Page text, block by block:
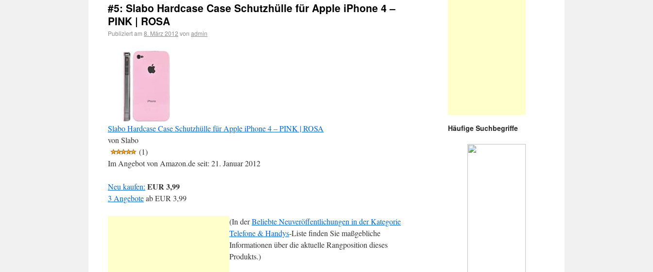
#5: Slabo Hardcase Case Schutzhülle für Apple iPhone 4 –
PINK | ROSA
Publiziert am 8. März 2012 von admin
Slabo Hardcase Case Schutzhülle für Apple iPhone 4 – PINK | ROSA
von Slabo
(1)
Im Angebot von Amazon.de seit: 21. Januar 2012
Neu kaufen: EUR 3,99
3 AngeboteabEUR 3,99
(In derBeliebte Neuveröffentlichungen in der Kategorie
Telefone & Handys-Liste finden Sie maßgebliche
Informationen über die aktuelle Rangposition dieses
Produkts.)
Häufige Suchbegriffe